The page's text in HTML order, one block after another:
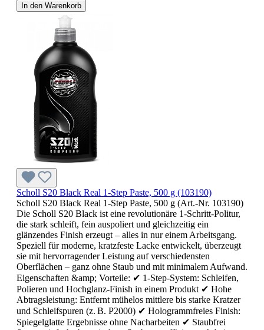
In den Warenkorb
Scholl S20 Black Real 1-Step Paste, 500 g (103190)
Scholl S20 Black Real 1-Step Paste, 500 g (Art.-Nr. 103190)
Die Scholl S20 Black ist eine revolutionäre 1-Schritt-Politur,
die stark schleift, fein auspoliert und gleichzeitig ein
glänzendes Finish erzeugt – alles in nur einem Arbeitsgang.
Speziell für moderne, kratzfeste Lacke entwickelt, überzeugt
sie mit hervorragender Leistung auf verschiedensten
Oberflächen – ganz ohne Staub und mit minimalem Aufwand.
Eigenschaften &amp; Vorteile: ✔ 1-Step-System: Schleifen,
Polieren und Hochglanz-Finish in einem Produkt ✔ Hohe
Abtragsleistung: Entfernt mühelos mittlere bis starke Kratzer
und Schleifspuren (z. B. P2000) ✔ Hologrammfreies Finish:
Spiegelglatte Ergebnisse ohne Nacharbeiten ✔ Staubfrei